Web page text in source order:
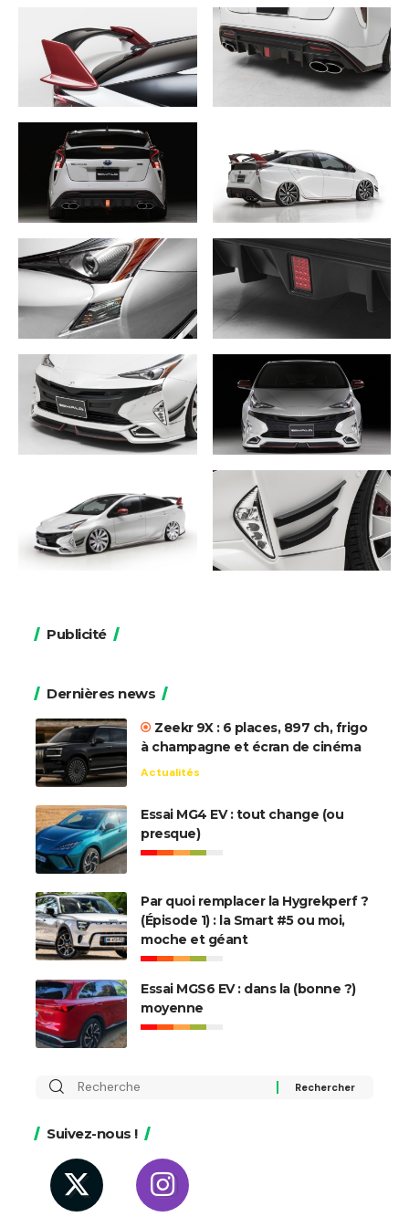
Publicité
Dernières news
Zeekr 9X : 6 places, 897 ch, frigo
à champagne et écran de cinéma
Actualités
Essai MG4 EV : tout change (ou
presque)
Par quoi remplacer la Hygrekperf ?
(Épisode 1) : la Smart #5 ou moi,
moche et géant
Essai MGS6 EV : dans la (bonne ?)
moyenne
Rechercher
Suivez-nous !